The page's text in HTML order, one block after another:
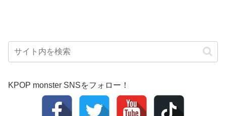
KPOP monster SNSをフォロー！